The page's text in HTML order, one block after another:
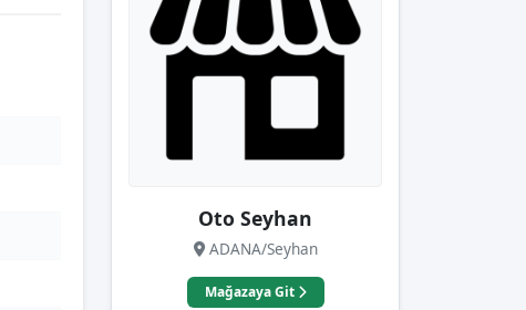
Oto Seyhan
ADANA/Seyhan
Mağazaya Git